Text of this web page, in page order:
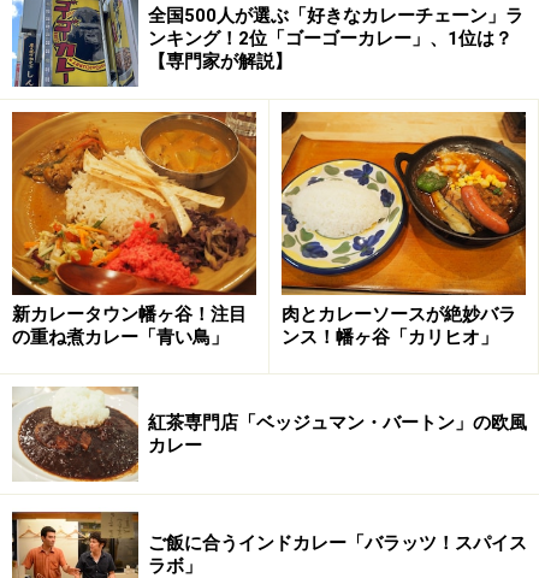
さを感じます。ナンですくって食べてみてください。こ
れほどナンとマッチする組み合わせはないと私は思って
います。ナンも色々なトッピングを付けたものが選べま
す。今回紹介しているのはガーリック・ナンとカブリ・
ナンです。それらとカレーの組み合わせでひと味変え
て、新しい味のオアシスを感じてください。
カブリ・ナン
カブリ・ナンとはカシューナッツ、レーズン、パニール
とハーブをスパイスで焼き上げたナンの事です。ダルマ
ッカニーやアルゴビを自分の皿に装い、手でお好みのサ
イズにカブリ・ナンを手で切って、カレーを付けながら
食べます。そのまま食べても美味しいカブリ・ナンです
全国500人が選ぶ「好きなカレーチェーン」ラ
ンキング！2位「ゴーゴーカレー」、1位は？
【専門家が解説】
新カレータウン幡ヶ谷！注目
の重ね煮カレー「青い鳥」
肉とカレーソースが絶妙バラ
ンス！幡ヶ谷「カリヒオ」
紅茶専門店「ベッジュマン・バートン」の欧風
カレー
ご飯に合うインドカレー「バラッツ！スパイス
ラボ」